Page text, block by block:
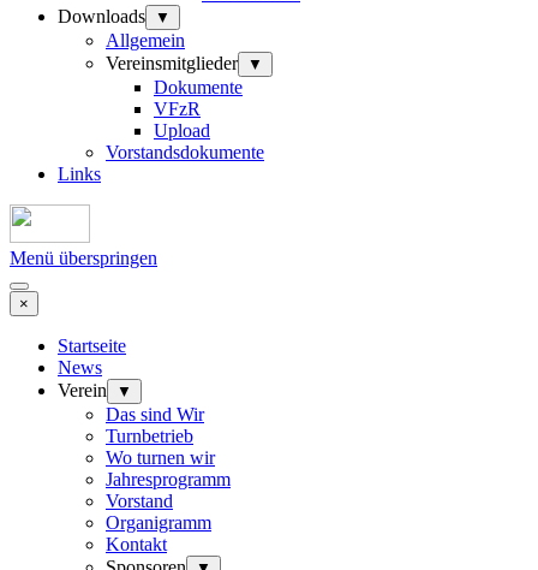
Downloads
▼
Allgemein
Vereinsmitglieder
▼
Dokumente
VFzR
Upload
Vorstandsdokumente
Links
Menü überspringen
×
Startseite
News
Verein
▼
Das sind Wir
Turnbetrieb
Wo turnen wir
Jahresprogramm
Vorstand
Organigramm
Kontakt